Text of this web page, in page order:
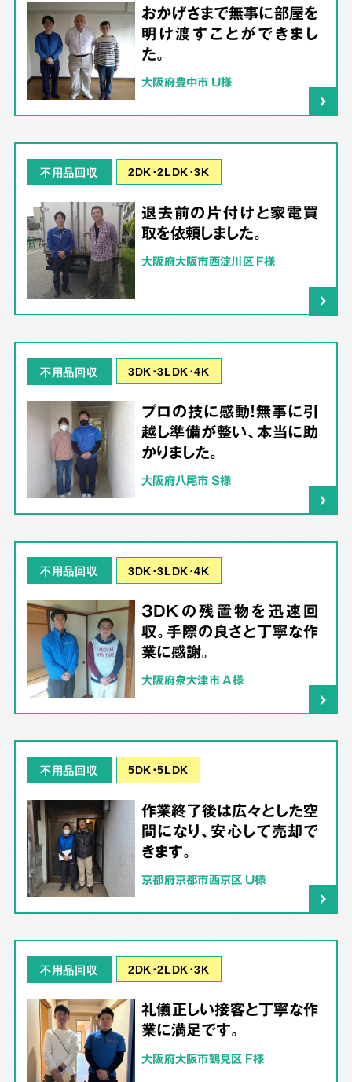
おかげさまで無事に部屋を
明け渡すことができまし
た。
大阪府豊中市 U様
不用品回収 2DK･2LDK･3K
退去前の片付けと家電買
取を依頼しました。
大阪府大阪市西淀川区 F様
不用品回収 3DK･3LDK･4K
プロの技に感動！無事に引
越し準備が整い、本当に助
かりました。
大阪府八尾市 S様
不用品回収 3DK･3LDK･4K
3DKの残置物を迅速回
収。手際の良さと丁寧な作
業に感謝。
大阪府泉大津市 A様
不用品回収 5DK･5LDK
作業終了後は広々とした空
間になり、安心して売却で
きます。
京都府京都市西京区 U様
不用品回収 2DK･2LDK･3K
礼儀正しい接客と丁寧な作
業に満足です。
大阪府大阪市鶴見区 F様